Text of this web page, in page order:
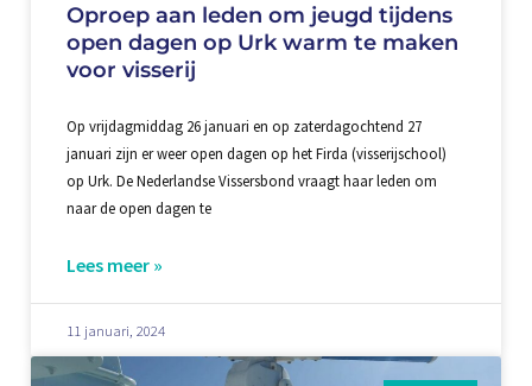
Oproep aan leden om jeugd tijdens
open dagen op Urk warm te maken
voor visserij
Op vrijdagmiddag 26 januari en op zaterdagochtend 27
januari zijn er weer open dagen op het Firda (visserijschool)
op Urk. De Nederlandse Vissersbond vraagt haar leden om
naar de open dagen te
Lees meer »
11 januari, 2024